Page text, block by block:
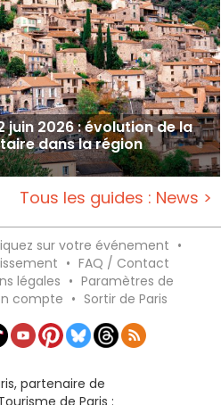
juin 2026 : évolution de la
dans la région
Tous les guides : News >
sur votre événement •
• FAQ / Contact
légales • Paramètres de
compte • Sortir de Paris
partenaire de